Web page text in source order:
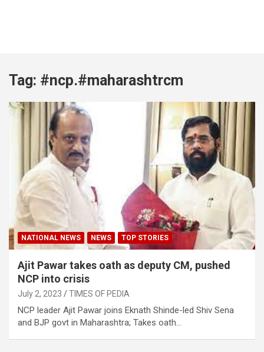
Tag: #ncp.#maharashtrcm
NATIONAL NEWS NEWS TOP STORIES
Ajit Pawar takes oath as deputy CM, pushed
NCP into crisis
July 2, 2023 TIMES OF PEDIA
NCP leader Ajit Pawar joins Eknath Shinde-led Shiv Sena
and BJP govt in Maharashtra; Takes oath…